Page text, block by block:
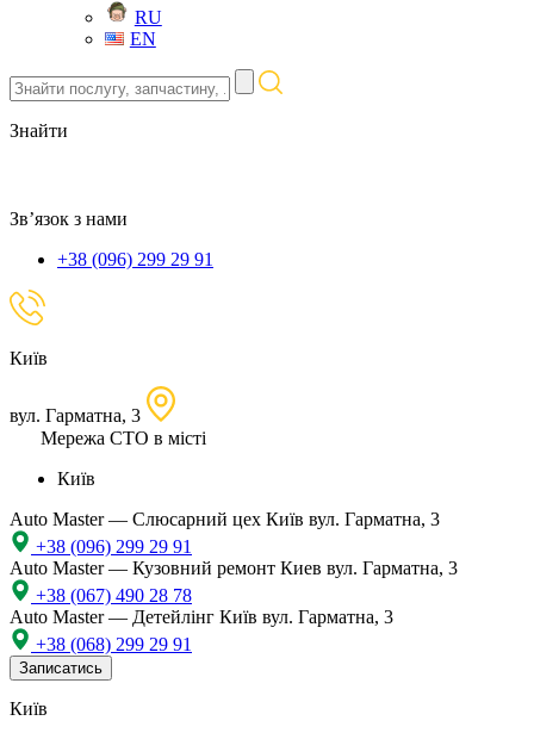
RU
EN
Знайти
послугу,
запчастину,
локацію
Знайти
Зв’язок з нами
+38 (096) 299 29 91
Київ
вул. Гарматна, 3
Мережа СТО в місті
Київ
Auto Master — Слюсарний цех Київ вул. Гарматна, 3
+38 (096) 299 29 91
Auto Master — Кузовний ремонт Киев вул. Гарматна, 3
+38 (067) 490 28 78
Auto Master — Детейлінг Київ вул. Гарматна, 3
+38 (068) 299 29 91
Записатись
Київ